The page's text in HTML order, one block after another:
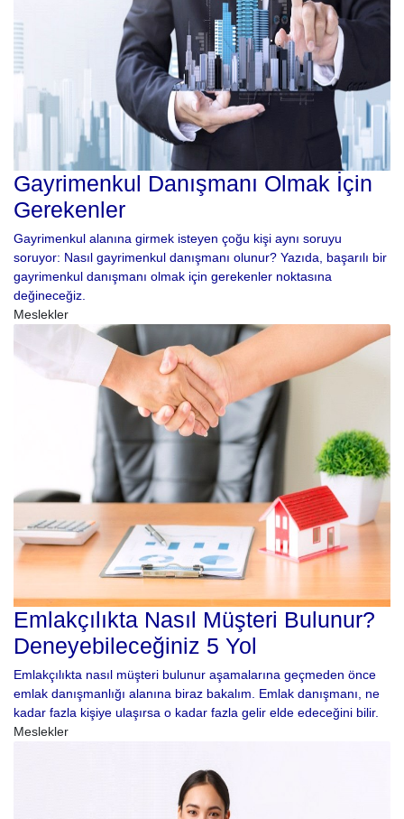
Gayrimenkul Danışmanı Olmak İçin
Gerekenler
Gayrimenkul alanına girmek isteyen çoğu kişi aynı soruyu
soruyor: Nasıl gayrimenkul danışmanı olunur? Yazıda, başarılı bir
gayrimenkul danışmanı olmak için gerekenler noktasına
değineceğiz.
Meslekler
Emlakçılıkta Nasıl Müşteri Bulunur?
Deneyebileceğiniz 5 Yol
Emlakçılıkta nasıl müşteri bulunur aşamalarına geçmeden önce
emlak danışmanlığı alanına biraz bakalım. Emlak danışmanı, ne
kadar fazla kişiye ulaşırsa o kadar fazla gelir elde edeceğini bilir.
Meslekler